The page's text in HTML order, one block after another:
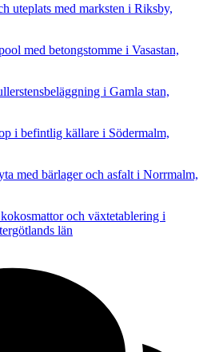
uteplats med marksten i Riksby,
med betongstomme i Vasastan,
i Gamla stan,
i befintlig källare i Södermalm,
med bärlager och asfalt i Norrmalm,
och växtetablering i
län